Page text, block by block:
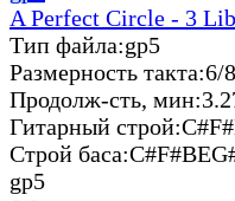
A Perfect Circle - 3
Тип файла:gp5
Размерность такта:6/8
Продолж-сть, мин:
Гитарный строй:
Строй баса:
gp5